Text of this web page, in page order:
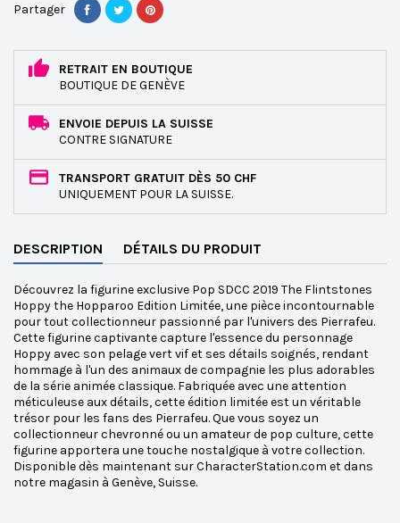
Partager
RETRAIT EN BOUTIQUE
BOUTIQUE DE GENÈVE
ENVOIE DEPUIS LA SUISSE
CONTRE SIGNATURE
TRANSPORT GRATUIT DÈS 50 CHF
UNIQUEMENT POUR LA SUISSE.
DESCRIPTION DÉTAILS DU PRODUIT
Découvrez la figurine exclusive Pop SDCC 2019 The Flintstones
Hoppy the Hopparoo Edition Limitée, une pièce incontournable
pour tout collectionneur passionné par l'univers des Pierrafeu.
Cette figurine captivante capture l'essence du personnage
Hoppy avec son pelage vert vif et ses détails soignés, rendant
hommage à l'un des animaux de compagnie les plus adorables
de la série animée classique. Fabriquée avec une attention
méticuleuse aux détails, cette édition limitée est un véritable
trésor pour les fans des Pierrafeu. Que vous soyez un
collectionneur chevronné ou un amateur de pop culture, cette
figurine apportera une touche nostalgique à votre collection.
Disponible dès maintenant sur CharacterStation.com et dans
notre magasin à Genève, Suisse.